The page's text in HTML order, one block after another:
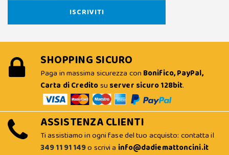
SHOPPING SICURO
Paga in massima sicurezza con Bonifico, PayPal,
Carta di Creditosu server sicuro 128bit.
ASSISTENZA CLIENTI
Ti assistiamo in ogni fase del tuo acquisto: contatta il
349 11 91 149o scrivi a info@dadiemattoncini.it